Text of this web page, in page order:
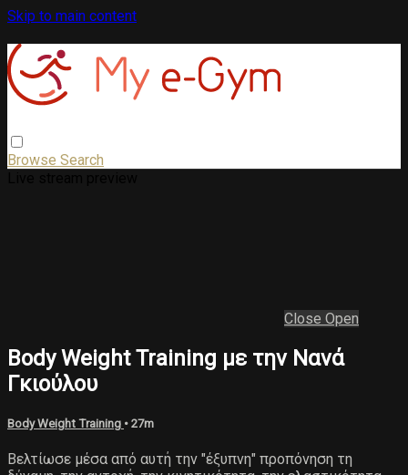
Skip to main content
Browse Search
Close Open
Body Weight Training με την Νανά
Γκιούλου
Body Weight Training • 27m
Βελτίωσε μέσα από αυτή την "έξυπνη" προπόνηση τη